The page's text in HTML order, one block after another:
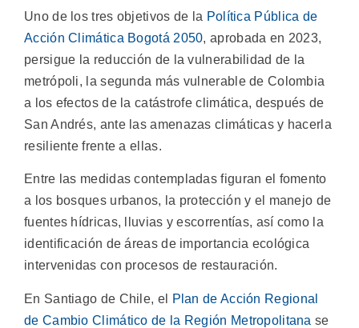
Uno de los tres objetivos de la Política Pública de
Acción Climática Bogotá 2050, aprobada en 2023,
persigue la reducción de la vulnerabilidad de la
metrópoli, la segunda más vulnerable de Colombia
a los efectos de la catástrofe climática, después de
San Andrés, ante las amenazas climáticas y hacerla
resiliente frente a ellas.
Entre las medidas contempladas figuran el fomento
a los bosques urbanos, la protección y el manejo de
fuentes hídricas, lluvias y escorrentías, así como la
identificación de áreas de importancia ecológica
intervenidas con procesos de restauración.
En Santiago de Chile, el
Plan de Acción Regional
de Cambio Climático de la Región Metropolitana se